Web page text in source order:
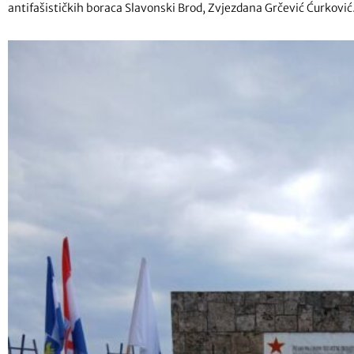
antifašističkih boraca Slavonski Brod, Zvjezdana Grčević